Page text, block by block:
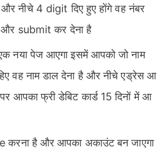
और नीचे 4 digit दिए हुए होंगे वह नंबर
और submit कर देना है
नया पेज आएगा इसमें आपको जो नाम
वह नाम डाल देना है और नीचे एड्रेस आ
आपका फ्री डेबिट कार्ड 15 दिनों में आ
है और आपका अकाउंट बन जाएगा